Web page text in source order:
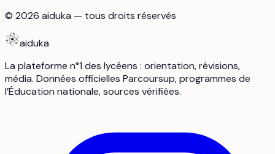
© 2026 aiduka — tous droits réservés
aiduka
La plateforme n°1 des lycéens : orientation, révisions,
média. Données officielles Parcoursup, programmes de
l’Éducation nationale, sources vérifiées.